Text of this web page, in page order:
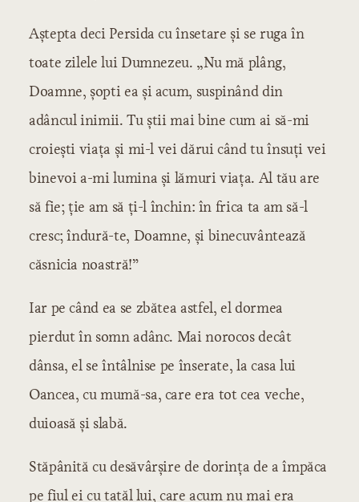
Aștepta deci Persida cu însetare și se ruga în
toate zilele lui Dumnezeu. „Nu mă plâng,
Doamne, șopti ea și acum, suspinând din
adâncul inimii. Tu știi mai bine cum ai să-mi
croiești viața și mi-l vei dărui când tu însuți vei
binevoi a-mi lumina și lămuri viața. Al tău are
să fie; ție am să ți-l închin: în frica ta am să-l
cresc; îndură-te, Doamne, și binecuvântează
căsnicia noastră!”
Iar pe când ea se zbătea astfel, el dormea
pierdut în somn adânc. Mai norocos decât
dânsa, el se întâlnise pe înserate, la casa lui
Oancea, cu mumă-sa, care era tot cea veche,
duioasă și slabă.
Stăpânită cu desăvârșire de dorința de a împăca
pe fiul ei cu tatăl lui, care acum nu mai era